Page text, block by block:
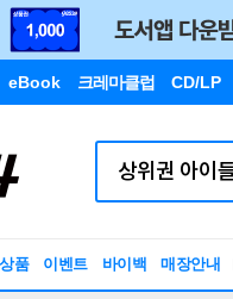
eBook 크레마클럽 CD/LP
품 이벤트 바이백 매장안내